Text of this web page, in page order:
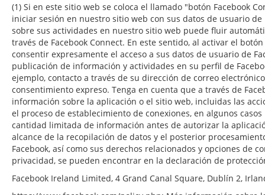
(1) Si en este sitio web se coloca el llamado "botón Facebook
iniciar sesión en nuestro sitio web con sus datos de usuario de
sobre sus actividades en nuestro sitio web puede fluir
través de Facebook Connect. En este sentido, al activar el
consentir expresamente el acceso a sus datos de usuario de
publicación de información y actividades en su perfil de
ejemplo, contacto a través de su dirección de correo
consentimiento expreso. Tenga en cuenta que a través de
información sobre la aplicación o el sitio web, incluidas las
el proceso de establecimiento de conexiones, en algunos
cantidad limitada de información antes de autorizar la
alcance de la recopilación de datos y el posterior
Facebook, así como sus derechos relacionados y opciones de
privacidad, se pueden encontrar en la declaración de
Facebook Ireland Limited, 4 Grand Canal Square, Dublín 2,